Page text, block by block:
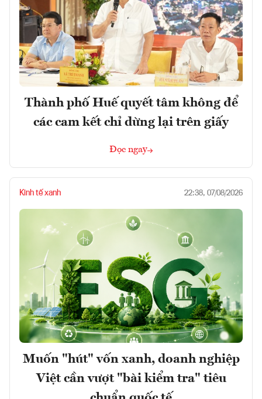
Thành phố Huế quyết tâm không để
các cam kết chỉ dừng lại trên giấy
Đọc ngay
Kinh tế xanh 22:38, 07/08/2026
Muốn "hút" vốn xanh, doanh nghiệp
Việt cần vượt "bài kiểm tra" tiêu